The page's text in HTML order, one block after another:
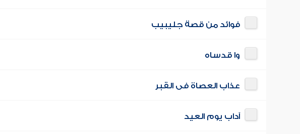
فوائد من قصة جليبيب
وا قدساه
عذاب العصاة فى القبر
آداب يوم العيد